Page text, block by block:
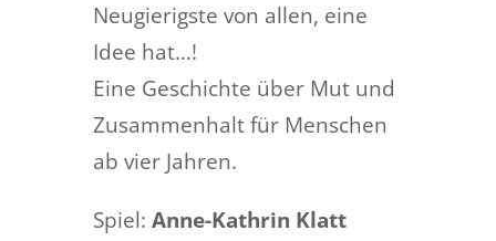
Neugierigste von allen, eine
Idee hat…!
Eine Geschichte über Mut und
Zusammenhalt für Menschen
ab vier Jahren.
Spiel: Anne-Kathrin Klatt